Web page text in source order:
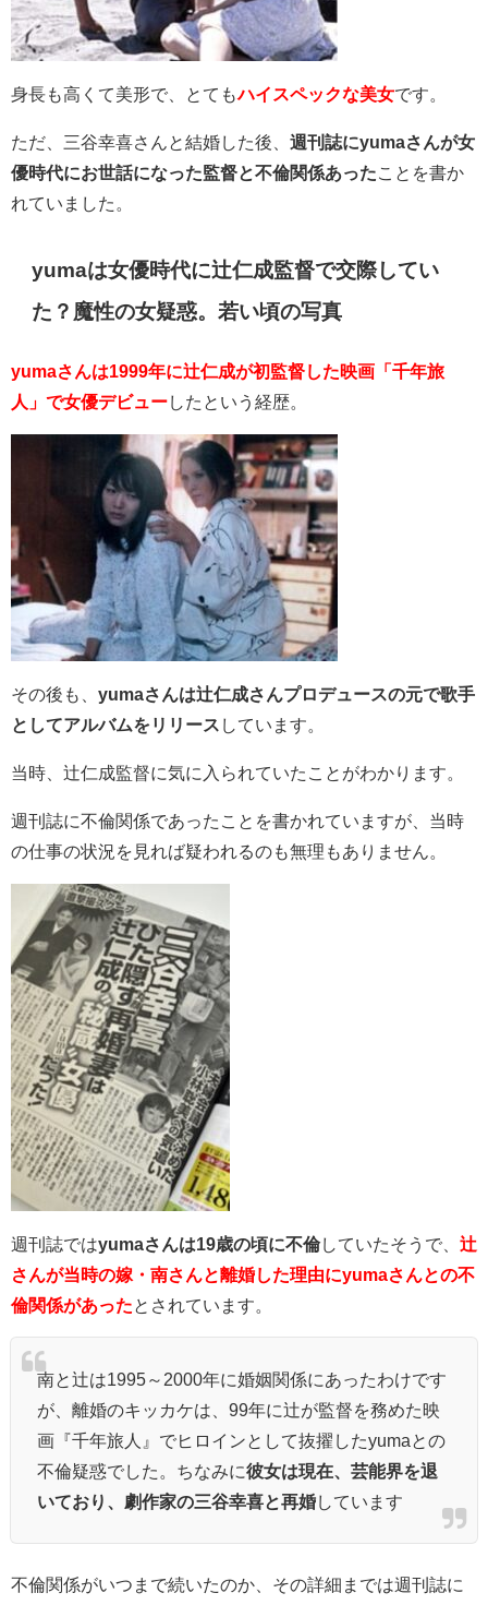
身長も高くて美形で、とてもハイスペックな美女です。
ただ、三谷幸喜さんと結婚した後、 週刊誌にyumaさんが女
優時代にお世話になった監督と不倫関係あった ことを書か
れていました。
yumaは女優時代に辻仁成監督で交際してい
た？魔性の女疑惑。若い頃の写真
yumaさんは1999年に辻仁成が初監督した映画「千年旅
人」で女優デビューしたという経歴。
その後も、 yumaさんは辻仁成さんプロデュースの元で歌手
としてアルバムをリリース しています。
当時、辻仁成監督に気に入られていたことがわかります。
週刊誌に不倫関係であったことを書かれていますが、当時
の仕事の状況を見れば疑われるのも無理もありません。
週刊誌ではyumaさんは19歳の頃に不倫していたそうで、 辻
さんが当時の嫁・南さんと離婚した理由にyumaさんとの不
倫関係があった とされています。
南と辻は1995～2000年に婚姻関係にあったわけです
が、離婚のキッカケは、99年に辻が監督を務めた映
画『千年旅人』でヒロインとして抜擢したyumaとの
不倫疑惑でした。ちなみに彼女は現在、芸能界を退
いており、劇作家の三谷幸喜と再婚しています
不倫関係がいつまで続いたのか、その詳細までは週刊誌に